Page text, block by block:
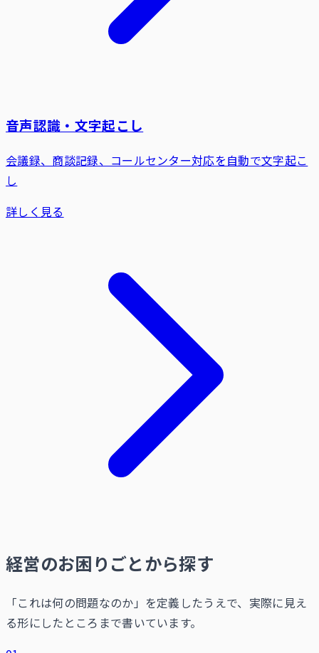
音声認識・文字起こし
会議録、商談記録、コールセンター対応を自動で文字起こ
し
詳しく見る
経営のお困りごとから探す
「これは何の問題なのか」を定義したうえで、実際に見え
る形にしたところまで書いています。